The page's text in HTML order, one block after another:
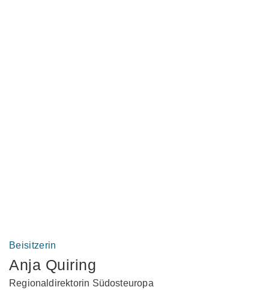
Beisitzerin
Anja Quiring
Regionaldirektorin Südosteuropa